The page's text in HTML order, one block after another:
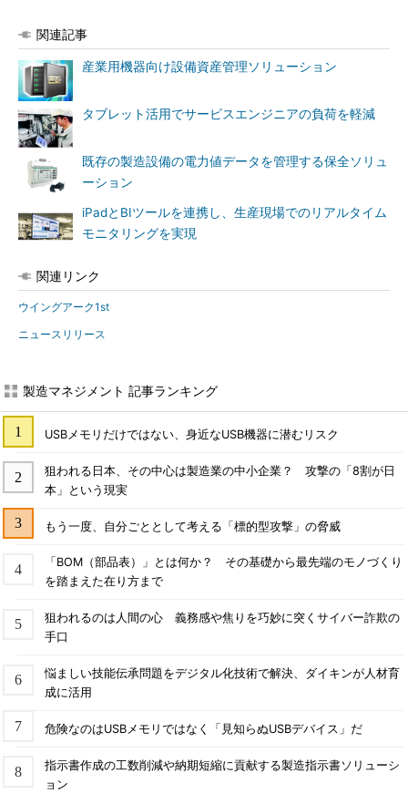
関連記事
産業用機器向け設備資産管理ソリューション
タブレット活用でサービスエンジニアの負荷を軽減
既存の製造設備の電力値データを管理する保全ソリュ
ーション
iPadとBIツールを連携し、生産現場でのリアルタイム
モニタリングを実現
関連リンク
ウイングアーク1st
ニュースリリース
製造マネジメント 記事ランキング
USBメモリだけではない、身近なUSB機器に潜むリスク
狙われる日本、その中心は製造業の中小企業？ 攻撃の「8割が日
本」という現実
もう一度、自分ごととして考える「標的型攻撃」の脅威
「BOM（部品表）」とは何か？ その基礎から最先端のモノづくり
を踏まえた在り方まで
狙われるのは人間の心 義務感や焦りを巧妙に突くサイバー詐欺の
手口
悩ましい技能伝承問題をデジタル化技術で解決、ダイキンが人材育
成に活用
危険なのはUSBメモリではなく「見知らぬUSBデバイス」だ
指示書作成の工数削減や納期短縮に貢献する製造指示書ソリューシ
ョン